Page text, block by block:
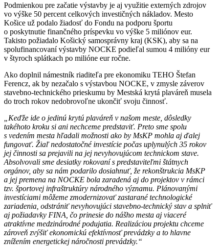
Podmienkou pre začatie výstavby je aj využitie externých zdrojov
vo výške 50 percent celkových investičných nákladov. Mesto
Košice už podalo žiadosť do Fondu na podporu športu
o poskytnutie finančného príspevku vo výške 5 miliónov eur.
Takisto požiadalo Košický samosprávny kraj (KSK), aby sa na
spolufinancovaní výstavby NOCKE podieľal sumou 4 milióny eur
v štyroch splátkach po milióne eur ročne.
Ako doplnil námestník riaditeľa pre ekonomiku TEHO Štefan
Ferencz, ak by nezačalo s výstavbou NOCKE, v zmysle záverov
stavebno-technického prieskumu by Mestská krytá plaváreň musela
do troch rokov nedobrovoľne ukončiť svoju činnosť.
„Keďže ide o jedinú krytú plaváreň v našom meste, dôsledky
takéhoto kroku si ani nechceme predstaviť. Preto sme spolu
s vedením mesta hľadali možnosti ako by MsKP mohla aj ďalej
fungovať. Žiaľ nedostatočné investície počas uplynulých 35 rokov
jej činnosti sa prejavili na jej nevyhovujúcom technickom stave.
Absolvovali sme desiatky rokovaní s predstaviteľmi štátnych
orgánov, aby sa nám podarilo dosiahnuť, že rekonštrukcia MsKP
a jej premena na NOCKE bola zaradená aj do projektov v rámci
tzv. športovej infraštruktúry národného významu. Plánovanými
investíciami môžeme zmodernizovať zastarané technologické
zariadenia, odstrániť nevyhovujúci stavebno-technický stav a splniť
aj požiadavky FINA, čo prinesie do nášho mesta aj viaceré
atraktívne medzinárodné podujatia. Realizáciou projektu chceme
zároveň zvýšiť ekonomickú efektívnosť prevádzky a to hlavne
znížením energetickej náročnosti prevádzky.“